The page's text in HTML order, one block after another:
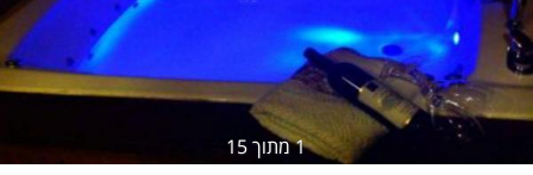
1מתוך15